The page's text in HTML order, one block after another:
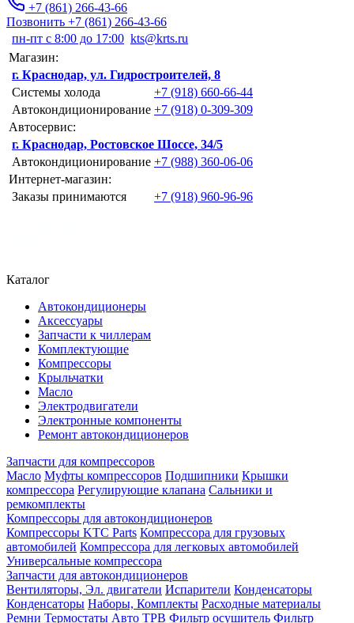
+7 (861) 266-43-66
Позвонить +7 (861) 266-43-66
пн-пт с 8:00 до 17:00 kts@krts.ru
Магазин:
г. Краснодар, ул. Гидростроителей, 8
Системы холода
+7 (918) 660-66-44
Автокондиционирование +7 (918) 0-309-309
Автосервис:
г. Краснодар, Ростовское Шоссе, 34/5
Автокондиционирование +7 (988) 360-06-06
Интернет-магазин:
Заказы принимаются
+7 (918) 960-96-96
Каталог
Автокондиционеры
Аксессуары
Запчасти к чиллерам
Комплектующие
Компрессоры
Крыльчатки
Масло
Электродвигатели
Электронные компоненты
Ремонт автокондиционеров
Запчасти для компрессоров
Масло Муфты компрессоров Подшипники Крышки
компрессора Регулирующие клапана Сальники и
ремкомплекты
Компрессоры для автокондиционеров
Компрессоры KTC Parts Компрессора для грузовых
автомобилей Компрессора для легковых автомобилей
Универсальные компрессора
Запчасти для автокондиционеров
Вентиляторы, Эл. двигатели Испарители Конденсаторы
Конденсаторы Наборы, Комплекты Расходные материалы
Ремни Термостаты Авто ТРВ Фильтр осушитель Фильтр